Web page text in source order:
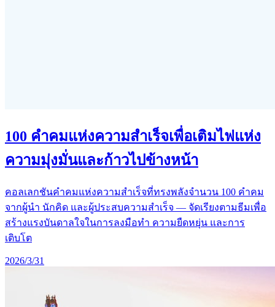
100 คำคมแห่งความสำเร็จเพื่อเติมไฟแห่ง
ความมุ่งมั่นและก้าวไปข้างหน้า
คอลเลกชันคำคมแห่งความสำเร็จที่ทรงพลังจำนวน 100 คำคม
จากผู้นำ นักคิด และผู้ประสบความสำเร็จ — จัดเรียงตามธีมเพื่อ
สร้างแรงบันดาลใจในการลงมือทำ ความยืดหยุ่น และการ
เติบโต
2026/3/31